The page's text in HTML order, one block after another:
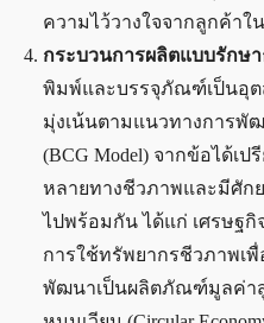
ความไว้วางใจจากลูกค้าใ
กระบวนการผลิตแบบรักษ
พิมพ์และบรรจุภัณฑ์เป็นอุ
มุ่งเน้นตามแนวทางการพั
(BCG Model) จากข้อได้เ
หลายทางชีวภาพและมีศัก
ไปพร้อมกัน ได้แก่ เศรษฐกิ
การใช้ทรัพยากรชีวภาพเ
พัฒนาเป็นผลิตภัณฑ์มูลค่าสู